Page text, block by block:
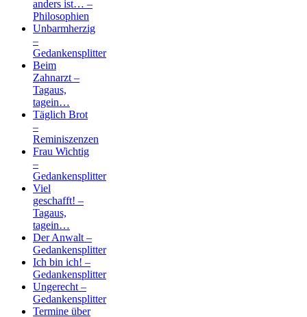
anders ist… –
Philosophien
Unbarmherzig
–
Gedankensplitter
Beim
Zahnarzt –
Tagaus,
tagein…
Täglich Brot
–
Reminiszenzen
Frau Wichtig
–
Gedankensplitter
Viel
geschafft! –
Tagaus,
tagein…
Der Anwalt –
Gedankensplitter
Ich bin ich! –
Gedankensplitter
Ungerecht –
Gedankensplitter
Termine über